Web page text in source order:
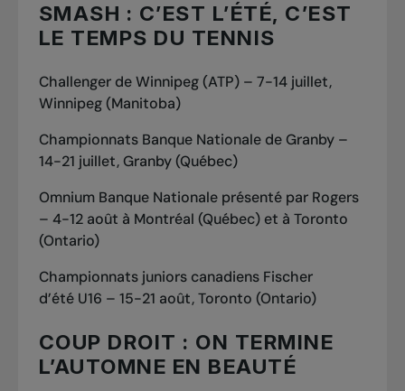
SMASH : C’EST L’ÉTÉ, C’EST
LE TEMPS DU TENNIS
Challenger de Winnipeg (ATP) – 7-14 juillet,
Winnipeg (Manitoba)
Championnats Banque Nationale de Granby –
14-21 juillet, Granby (Québec)
Omnium Banque Nationale présenté par Rogers
– 4-12 août à Montréal (Québec) et à Toronto
(Ontario)
Championnats juniors canadiens Fischer
d’été U16 – 15-21 août, Toronto (Ontario)
COUP DROIT : ON TERMINE
L’AUTOMNE EN BEAUTÉ